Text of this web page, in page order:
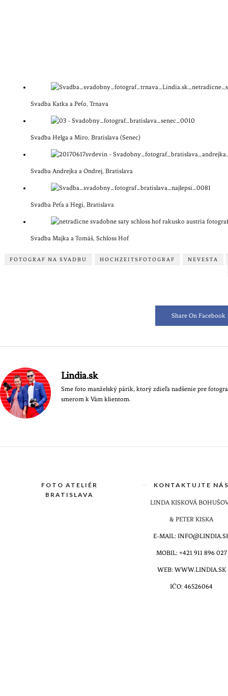
Svadba Katka a Peťo, Trnava
Svadba Helga a Miro, Bratislava (Senec)
Svadba Andrejka a Ondrej, Bratislava
Svadba Peťa a Hegi, Bratislava
Svadba Majka a Tomáš, Schloss Hof
FOTOGRAF NA SVADBU HOCHZEITSFOTOGRAF NEVESTA
Share On Facebook
Lindia.sk
Sme foto manželský párik, ktorý zdieľa nadšenie pre
smerom k Vám klientom.
FOTO ATELIÉR
BRATISLAVA
KONTAKTUJTE
LINDA KISKOVÁ
& PETER KISKA
E-MAIL:
MOBIL: +421 911 896 027
WEB: WWW.LINDIA.SK
IČO: 46526064